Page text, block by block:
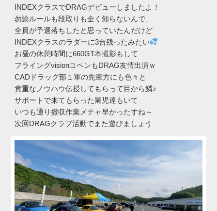
INDEXクラスでDRAGデビューしましたよ！
勿論ルールも段取りも全く知らないんで、
全員が予選落ちしたと思っていたんだけど
INDEXクラスのラダーに3台残ったみたい
お昼の休憩時間に660GT本撮影もして
フライングvisionコペンもDRAG友情出演ｗ
CADドラッグ部１軍の先輩方にも色々と
貴重なノウハウ伝授してもらって目から鱗♪
サポートで来てもらった園児達もいて
いつも通り撤収作業メチャ早かったすね～
次回DRAGクラブ活動でまた遊びましょう